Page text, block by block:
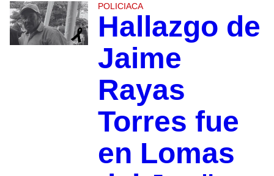
POLICIACA
Hallazgo de
Jaime
Rayas
Torres fue
en Lomas